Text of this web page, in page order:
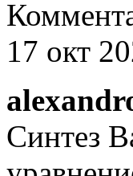
17 окт
Синтез